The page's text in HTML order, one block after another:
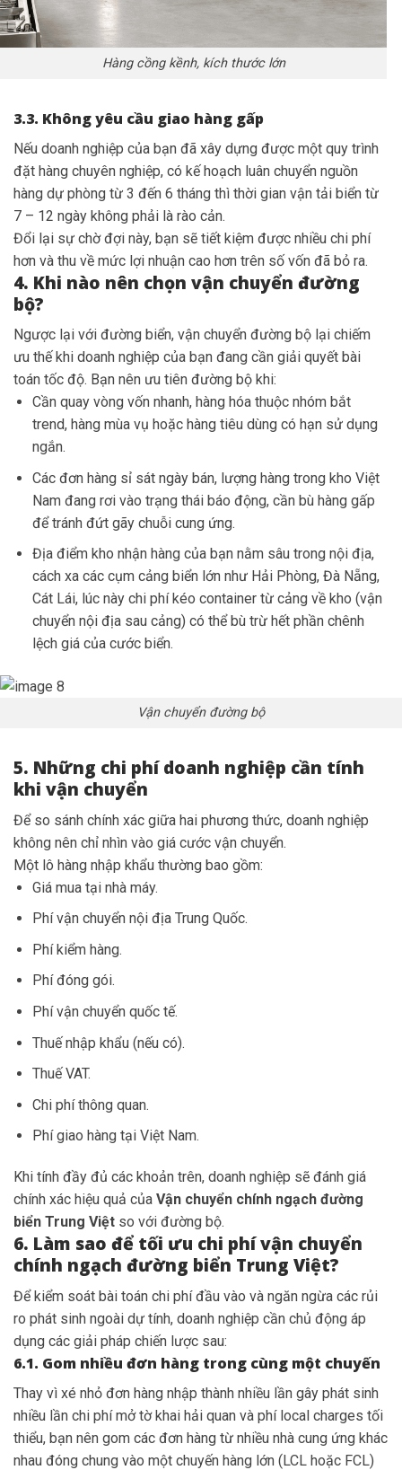
Hàng cồng kềnh, kích thước lớn
3.3. Không yêu cầu giao hàng gấp
Nếu doanh nghiệp của bạn đã xây dựng được một quy trình
đặt hàng chuyên nghiệp, có kế hoạch luân chuyển nguồn
hàng dự phòng từ 3 đến 6 tháng thì thời gian vận tải biển từ
7 – 12 ngày không phải là rào cản.
Đổi lại sự chờ đợi này, bạn sẽ tiết kiệm được nhiều chi phí
hơn và thu về mức lợi nhuận cao hơn trên số vốn đã bỏ ra.
4. Khi nào nên chọn vận chuyển đường
bộ?
Ngược lại với đường biển, vận chuyển đường bộ lại chiếm
ưu thế khi doanh nghiệp của bạn đang cần giải quyết bài
toán tốc độ. Bạn nên ưu tiên đường bộ khi:
Cần quay vòng vốn nhanh, hàng hóa thuộc nhóm bắt
trend, hàng mùa vụ hoặc hàng tiêu dùng có hạn sử dụng
ngắn.
Các đơn hàng sỉ sát ngày bán, lượng hàng trong kho Việt
Nam đang rơi vào trạng thái báo động, cần bù hàng gấp
để tránh đứt gãy chuỗi cung ứng.
Địa điểm kho nhận hàng của bạn nằm sâu trong nội địa,
cách xa các cụm cảng biển lớn như Hải Phòng, Đà Nẵng,
Cát Lái, lúc này chi phí kéo container từ cảng về kho (vận
chuyển nội địa sau cảng) có thể bù trừ hết phần chênh
lệch giá của cước biển.
Vận chuyển đường bộ
5. Những chi phí doanh nghiệp cần tính
khi vận chuyển
Để so sánh chính xác giữa hai phương thức, doanh nghiệp
không nên chỉ nhìn vào giá cước vận chuyển.
Một lô hàng nhập khẩu thường bao gồm:
Giá mua tại nhà máy.
Phí vận chuyển nội địa Trung Quốc.
Phí kiểm hàng.
Phí đóng gói.
Phí vận chuyển quốc tế.
Thuế nhập khẩu (nếu có).
Thuế VAT.
Chi phí thông quan.
Phí giao hàng tại Việt Nam.
Khi tính đầy đủ các khoản trên, doanh nghiệp sẽ đánh giá
chính xác hiệu quả của Vận chuyển chính ngạch đường
biển Trung Việt so với đường bộ.
6. Làm sao để tối ưu chi phí vận chuyển
chính ngạch đường biển Trung Việt?
Để kiểm soát bài toán chi phí đầu vào và ngăn ngừa các rủi
ro phát sinh ngoài dự tính, doanh nghiệp cần chủ động áp
dụng các giải pháp chiến lược sau:
6.1. Gom nhiều đơn hàng trong cùng một chuyến
Thay vì xé nhỏ đơn hàng nhập thành nhiều lần gây phát sinh
nhiều lần chi phí mở tờ khai hải quan và phí local charges tối
thiểu, bạn nên gom các đơn hàng từ nhiều nhà cung ứng khác
nhau đóng chung vào một chuyến hàng lớn (LCL hoặc FCL)